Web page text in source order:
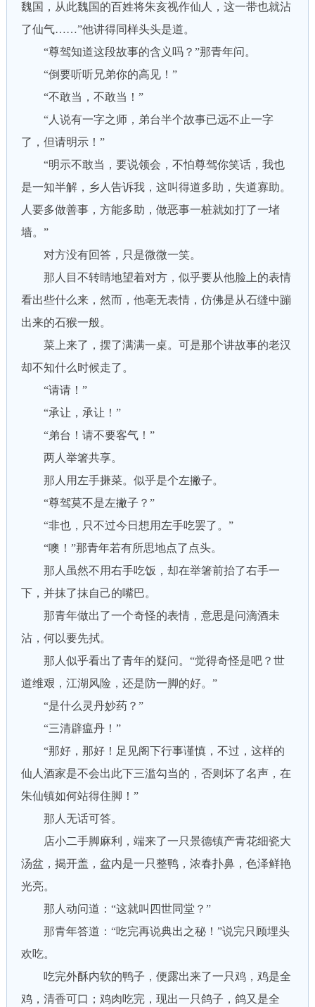
魏国，从此魏国的百姓将朱亥视作仙人，这一带也就沾
了仙气……”他讲得同样头头是道。
“尊驾知道这段故事的含义吗？”那青年问。
“倒要听听兄弟你的高见！”
“不敢当，不敢当！”
“人说有一字之师，弟台半个故事已远不止一字
了，但请明示！”
“明示不敢当，要说领会，不怕尊驾你笑话，我也
是一知半解，乡人告诉我，这叫得道多助，失道寡助。
人要多做善事，方能多助，做恶事一桩就如打了一堵
墙。”
对方没有回答，只是微微一笑。
那人目不转睛地望着对方，似乎要从他脸上的表情
看出些什么来，然而，他亳无表情，仿佛是从石缝中蹦
出来的石猴一般。
菜上来了，摆了满满一桌。可是那个讲故事的老汉
却不知什么时候走了。
“请请！”
“承让，承让！”
“弟台！请不要客气！”
两人举箸共享。
那人用左手搛菜。似乎是个左撇子。
“尊驾莫不是左撇子？”
“非也，只不过今日想用左手吃罢了。”
“噢！”那青年若有所思地点了点头。
那人虽然不用右手吃饭，却在举箸前抬了右手一
下，并抹了抹自己的嘴巴。
那青年做出了一个奇怪的表情，意思是问滴酒未
沾，何以要先拭。
那人似乎看出了青年的疑问。“觉得奇怪是吧？世
道维艰，江湖风险，还是防一脚的好。”
“是什么灵丹妙药？”
“三清辟瘟丹！”
“那好，那好！足见阁下行事谨慎，不过，这样的
仙人酒家是不会出此下三滥勾当的，否则坏了名声，在
朱仙镇如何站得住脚！”
那人无话可答。
店小二手脚麻利，端来了一只景德镇产青花细瓷大
汤盆，揭开盖，盆内是一只整鸭，浓春扑鼻，色泽鲜艳
光亮。
那人动问道：“这就叫四世同堂？”
那青年答道：“吃完再说典出之秘！”说完只顾埋头
欢吃。
吃完外酥内软的鸭子，便露出来了一只鸡，鸡是全
鸡，清香可口；鸡肉吃完，现出一只鸽子，鸽又是全